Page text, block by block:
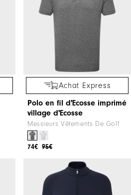
Achat Express
Polo en fil d'Ecosse imprimé
village d'Ecosse
Messieurs Vêtements De Golf
95€
74€